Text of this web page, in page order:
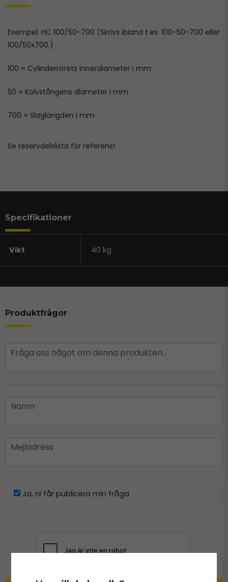
Exempel: HC 100/50-700 (Skrivs ibland t.ex. 100-50-700 eller
100/50x700.)
100 = Cylinderrörets innerdiameter i mm
50 = Kolvstångens diameter i mm
700 = Slaglängden i mm
Se reservdelslista för referens!
Specifikationer
Vikt 40 kg
Produktfrågor
question
Fråga oss något om denna produkten...
name
Namn
email
Mejladress
Ja, ni får publicera min fråga